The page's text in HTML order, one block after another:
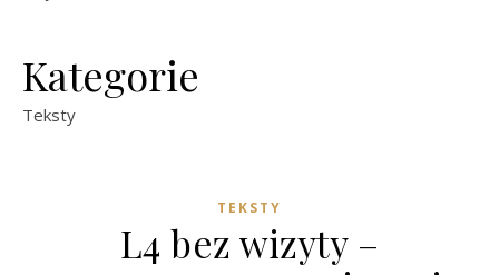
Kategorie
Teksty
TEKSTY
L4 bez wizyty –